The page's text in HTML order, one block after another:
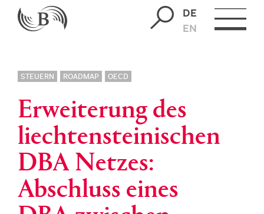
DE
EN
STEUERN ROADMAP OECD
Erweiterung des
liechtensteinischen
DBA Netzes:
Abschluss eines